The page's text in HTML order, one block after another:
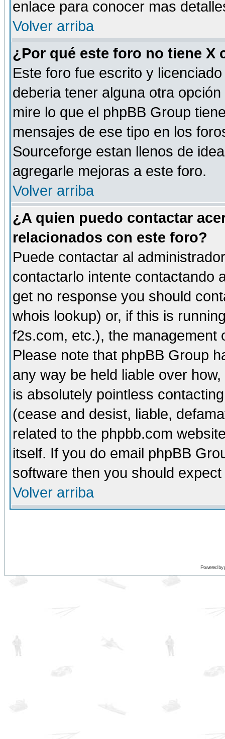
enlace para conocer mas
Volver arriba
¿Por qué este foro no tiene X
Este foro fue escrito y
deberia tener alguna otra
mire lo que el phpBB Group
mensajes de ese tipo en los
Sourceforge estan llenos de
agregarle mejoras a este foro.
Volver arriba
¿A quien puedo contactar
relacionados con este foro?
Puede contactar al
contactarlo intente contactando
get no response you should
whois lookup) or, if this is
f2s.com, etc.), the management
Please note that phpBB Group
any way be held liable over
is absolutely pointless
(cease and desist, liable,
related to the phpbb.com
itself. If you do email phpBB
software then you should
Volver arriba
Powered by